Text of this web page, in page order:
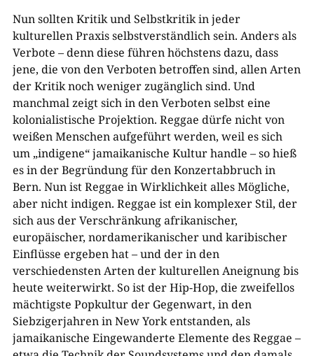
Nun sollten Kritik und Selbstkritik in jeder
kulturellen Praxis selbstverständlich sein. Anders als
Verbote – denn diese führen höchstens dazu, dass
jene, die von den Verboten betroffen sind, allen Arten
der Kritik noch weniger zugänglich sind. Und
manchmal zeigt sich in den Verboten selbst eine
kolonialistische Projektion. Reggae dürfe nicht von
weißen Menschen aufgeführt werden, weil es sich
um „indigene“ jamaikanische Kultur handle – so hieß
es in der Begründung für den Konzertabbruch in
Bern. Nun ist Reggae in Wirklichkeit alles Mögliche,
aber nicht indigen. Reggae ist ein komplexer Stil, der
sich aus der Verschränkung afrikanischer,
europäischer, nordamerikanischer und karibischer
Einflüsse ergeben hat – und der in den
verschiedensten Arten der kulturellen Aneignung bis
heute weiterwirkt. So ist der Hip-Hop, die zweifellos
mächtigste Popkultur der Gegenwart, in den
Siebzigerjahren in New York entstanden, als
jamaikanische Eingewanderte Elemente des Reggae –